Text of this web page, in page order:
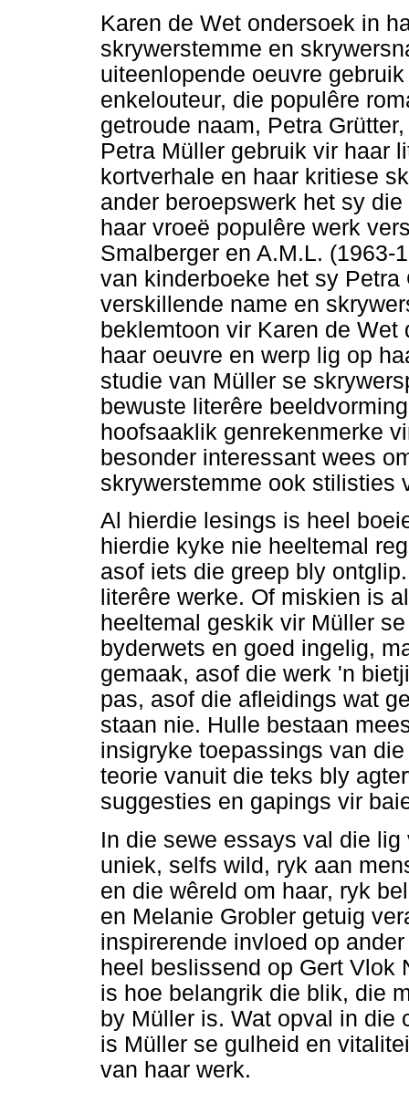
Karen de Wet ondersoek in
skrywerstemme en
uiteenlopende oeuvre
enkelouteur, die populêre
getroude naam, Petra
Petra Müller gebruik vir haar
kortverhale en haar kritiese
ander beroepswerk het sy
haar vroeë populêre werk
Smalberger en A.M.L. (1963-
van kinderboeke het sy
verskillende name en
beklemtoon vir Karen de
haar oeuvre en werp lig op
studie van Müller se
bewuste literêre
hoofsaaklik genrekenmerke
besonder interessant wees
skrywerstemme ook stilisties
Al hierdie lesings is heel
hierdie kyke nie heeltemal
asof iets die greep bly
literêre werke. Of miskien is
heeltemal geskik vir Müller
byderwets en goed ingelig,
gemaak, asof die werk 'n
pas, asof die afleidings wat
staan nie. Hulle bestaan
insigryke toepassings van
teorie vanuit die teks bly
suggesties en gapings vir
In die sewe essays val die
uniek, selfs wild, ryk aan
en die wêreld om haar, ryk
en Melanie Grobler getuig
inspirerende invloed op
heel beslissend op Gert Vlok
is hoe belangrik die blik, die
by Müller is. Wat opval in die
is Müller se gulheid en
van haar werk.